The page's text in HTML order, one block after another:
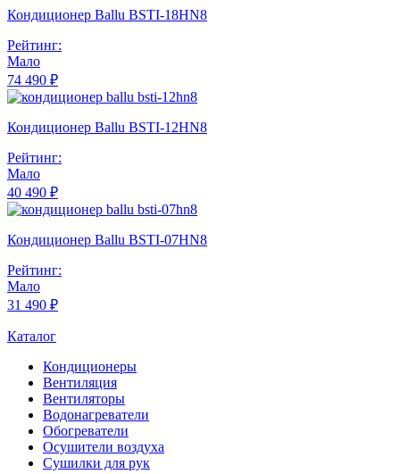
Кондиционер Ballu BSTI-18HN8
Рейтинг:
Мало
74 490 ₽
Кондиционер Ballu BSTI-12HN8
Рейтинг:
Мало
40 490 ₽
Кондиционер Ballu BSTI-07HN8
Рейтинг:
Мало
31 490 ₽
Каталог
Кондиционеры
Вентиляция
Вентиляторы
Водонагреватели
Обогреватели
Осушители воздуха
Сушилки для рук